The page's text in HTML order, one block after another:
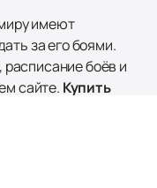
имеют
за его боями.
боёв и
сайте. Купить